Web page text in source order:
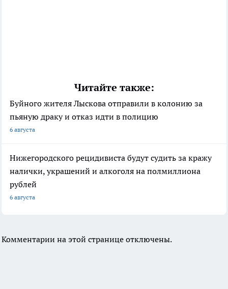
Читайте также:
Буйного жителя Лыскова отправили в колонию за
пьяную драку и отказ идти в полицию
6 августа
Нижегородского рецидивиста будут судить за кражу
налички, украшений и алкоголя на полмиллиона
рублей
6 августа
Комментарии на этой странице отключены.